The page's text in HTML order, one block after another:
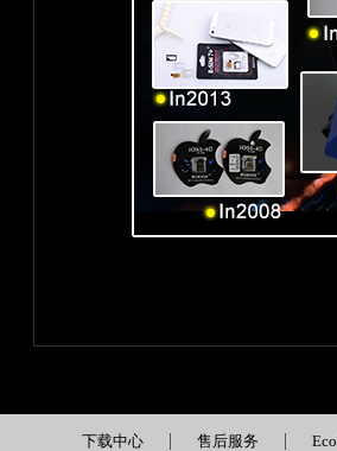
下载中心 | 售后服务 |